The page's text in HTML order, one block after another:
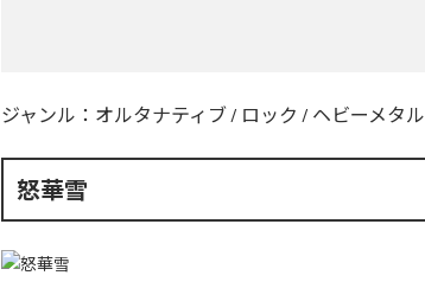
ジャンル： オルタナティブ / ロック / ヘビーメタル
怒華雪